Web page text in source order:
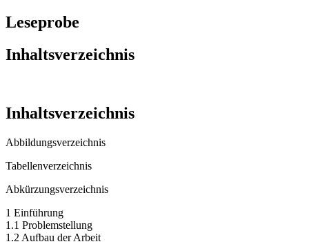
Leseprobe
Inhaltsverzeichnis
Inhaltsverzeichnis
Abbildungsverzeichnis
Tabellenverzeichnis
Abkürzungsverzeichnis
1 Einführung
1.1 Problemstellung
1.2 Aufbau der Arbeit